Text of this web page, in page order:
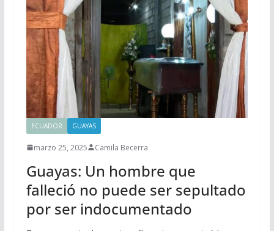
ECUADOR GUAYAS
marzo 25, 2025 Camila Becerra
Guayas: Un hombre que
falleció no puede ser sepultado
por ser indocumentado